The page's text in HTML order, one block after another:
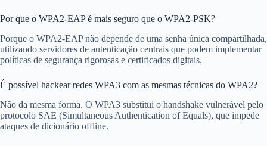
Por que o WPA2-EAP é mais seguro que o WPA2-PSK?
Porque o WPA2-EAP não depende de uma senha única compartilhada,
utilizando servidores de autenticação centrais que podem implementar
políticas de segurança rigorosas e certificados digitais.
É possível hackear redes WPA3 com as mesmas técnicas do WPA2?
Não da mesma forma. O WPA3 substitui o handshake vulnerável pelo
protocolo SAE (Simultaneous Authentication of Equals), que impede
ataques de dicionário offline.